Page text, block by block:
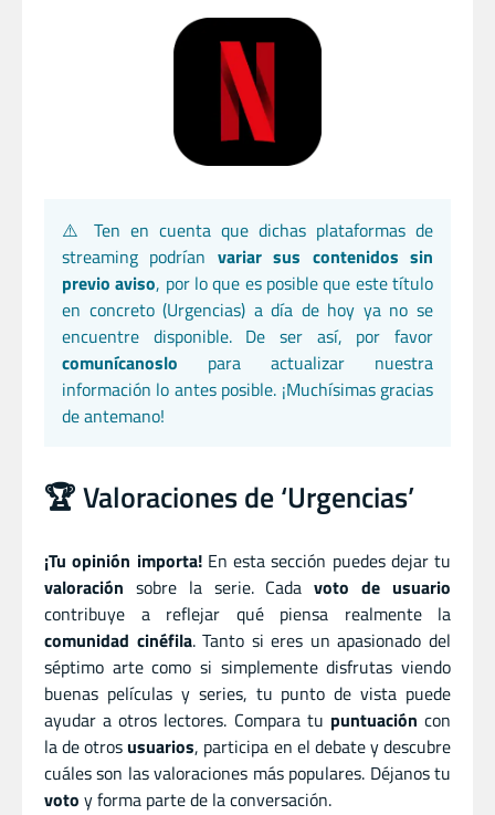
⚠️ Ten en cuenta que dichas plataformas de
streaming podrían variar sus contenidos sin
previo aviso, por lo que es posible que este título
en concreto (Urgencias) a día de hoy ya no se
encuentre disponible. De ser así, por favor
comunícanoslo para actualizar nuestra
información lo antes posible. ¡Muchísimas gracias
de antemano!
🏆 Valoraciones de ‘Urgencias’
¡Tu opinión importa!En esta sección puedes dejar tu
valoración sobre la serie. Cadavoto de usuario
contribuye a reflejar qué piensa realmente la
comunidad cinéfila. Tanto si eres un apasionado del
séptimo arte como si simplemente disfrutas viendo
buenas películas y series, tu punto de vista puede
ayudar a otros lectores. Compara tu puntuación con
la de otros usuarios, participa en el debate y descubre
cuáles son las valoraciones más populares. Déjanos tu
voto y forma parte de la conversación.